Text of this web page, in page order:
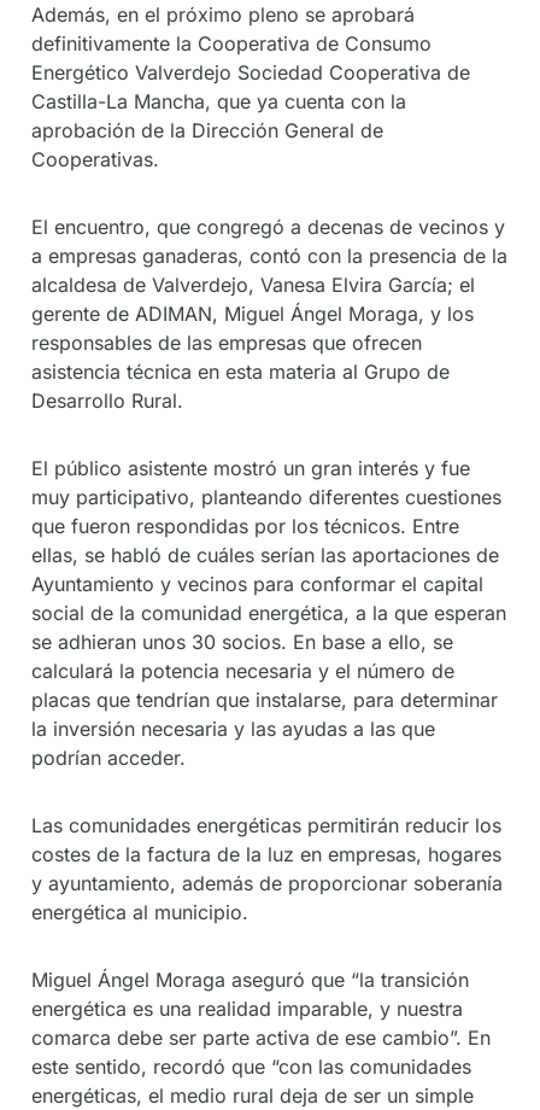
Además, en el próximo pleno se aprobará
definitivamente la Cooperativa de Consumo
Energético Valverdejo Sociedad Cooperativa de
Castilla-La Mancha, que ya cuenta con la
aprobación de la Dirección General de
Cooperativas.
El encuentro, que congregó a decenas de vecinos y
a empresas ganaderas, contó con la presencia de la
alcaldesa de Valverdejo, Vanesa Elvira García; el
gerente de ADIMAN, Miguel Ángel Moraga, y los
responsables de las empresas que ofrecen
asistencia técnica en esta materia al Grupo de
Desarrollo Rural.
El público asistente mostró un gran interés y fue
muy participativo, planteando diferentes cuestiones
que fueron respondidas por los técnicos. Entre
ellas, se habló de cuáles serían las aportaciones de
Ayuntamiento y vecinos para conformar el capital
social de la comunidad energética, a la que esperan
se adhieran unos 30 socios. En base a ello, se
calculará la potencia necesaria y el número de
placas que tendrían que instalarse, para determinar
la inversión necesaria y las ayudas a las que
podrían acceder.
Las comunidades energéticas permitirán reducir los
costes de la factura de la luz en empresas, hogares
y ayuntamiento, además de proporcionar soberanía
energética al municipio.
Miguel Ángel Moraga aseguró que “la transición
energética es una realidad imparable, y nuestra
comarca debe ser parte activa de ese cambio”. En
este sentido, recordó que “con las comunidades
energéticas, el medio rural deja de ser un simple